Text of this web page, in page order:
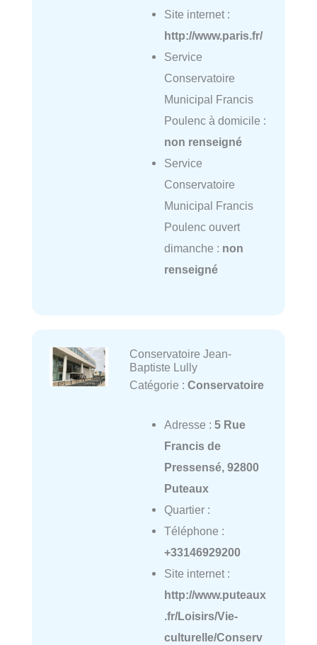
Site internet :
http://www.paris.fr/
Service
Conservatoire
Municipal Francis
Poulenc à domicile :
non renseigné
Service
Conservatoire
Municipal Francis
Poulenc ouvert
dimanche : non
renseigné
Conservatoire Jean-
Baptiste Lully
Catégorie : Conservatoire
Adresse : 5 Rue
Francis de
Pressensé, 92800
Puteaux
Quartier :
Téléphone :
+33146929200
Site internet :
http://www.puteaux
.fr/Loisirs/Vie-
culturelle/Conserv